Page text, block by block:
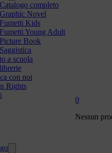
Catalogo completo
Graphic Novel
Fumetti Kids
Fumetti Young Adult
Picture Book
Saggistica
a scuola
con noi
Rights
0
Nessun